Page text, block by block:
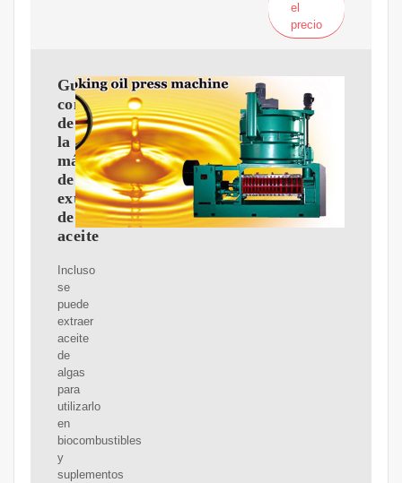
el
precio
Guía
completa
de
la
máquina
de
extracción
de
aceite
Incluso
se
puede
extraer
aceite
de
algas
para
utilizarlo
en
biocombustibles
y
suplementos